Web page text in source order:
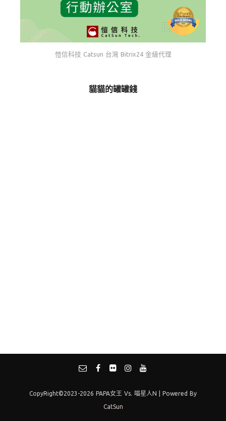
愷信科技 Catsun 台灣 Bitrix24 金級代理
貓貓的罐罐錢
CopyRight©2023-2026 PAPA女王 Vs. 喵星人N | Powered By
CatSun